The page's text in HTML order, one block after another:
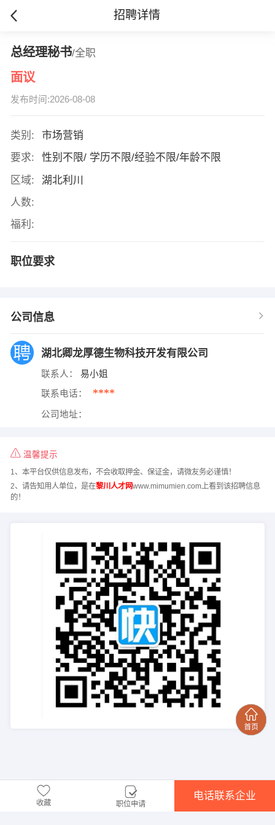
招聘详情
总经理秘书/全职
面议
发布时间:2026-08-08
类别:
市场营销
要求:
性别不限/ 学历不限/经验不限/年龄不限
区域:
湖北利川
人数:
福利:
职位要求
公司信息
湖北卿龙厚德生物科技开发有限公司
联系人： 易小姐
联系电话： ****
公司地址：
温馨提示
1、本平台仅供信息发布，不会收取押金、保证金，请微友务必谨慎！
2、请告知用人单位，是在黎川人才网www.mimumien.com上看到该招聘信息
的！
收藏 职位申请
电话联系企业